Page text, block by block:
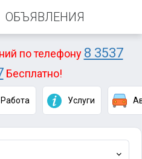
ОБЪЯВЛЕНИЯ
по телефону 8 3537
Бесплатно!
Работа Услуги